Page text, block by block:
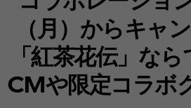
（月）からキャ
「紅茶花伝」な
CMや限定コラボ